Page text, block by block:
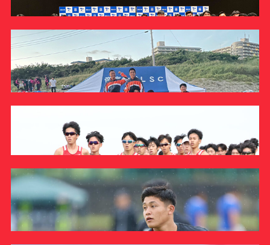
プライバシーポリシー
帝京大学スポーツ憲章
Tags
#クラブレポート#インタビュー #試合情報
#イベントレポート#試合日程
#メディア情報#キャンプ
硬式野球部
ラグビーワールドカップ2023に出場した帝京大学ラグビ
ー部OBによる報告会を実施しました
INFORMATION
板橋キャンパス水泳部ライフセービングチームが全日本
学生ライフセービング選手権大会でチーム総 …